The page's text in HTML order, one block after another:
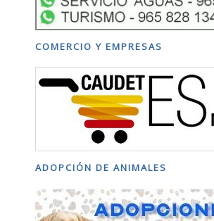
COMERCIO Y EMPRESAS
ADOPCIÓN DE ANIMALES